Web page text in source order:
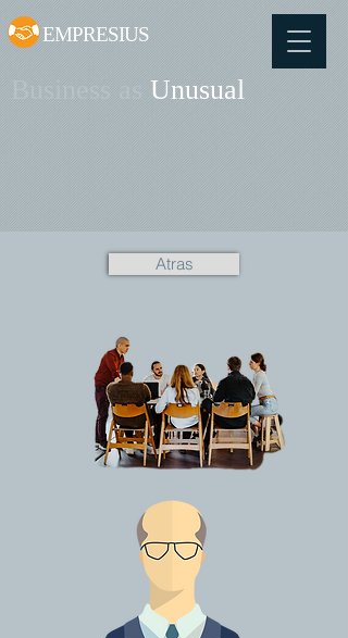
EMPRESIUS
Business as Unusual
Atras